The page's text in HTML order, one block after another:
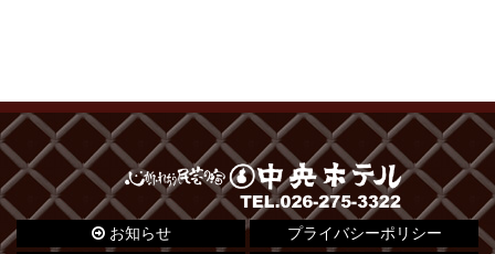
お知らせ
プライバシーポリシー